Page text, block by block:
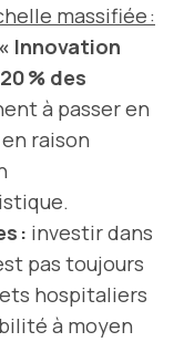
massifiée :
Innovation
20 % des
à passer en
raison
: investir dans
pas toujours
hospitaliers
à moyen